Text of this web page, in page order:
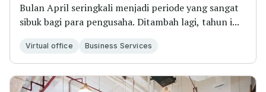
Bulan April seringkali menjadi periode yang sangat
sibuk bagi para pengusaha. Ditambah lagi, tahun i...
Virtual office Business Services